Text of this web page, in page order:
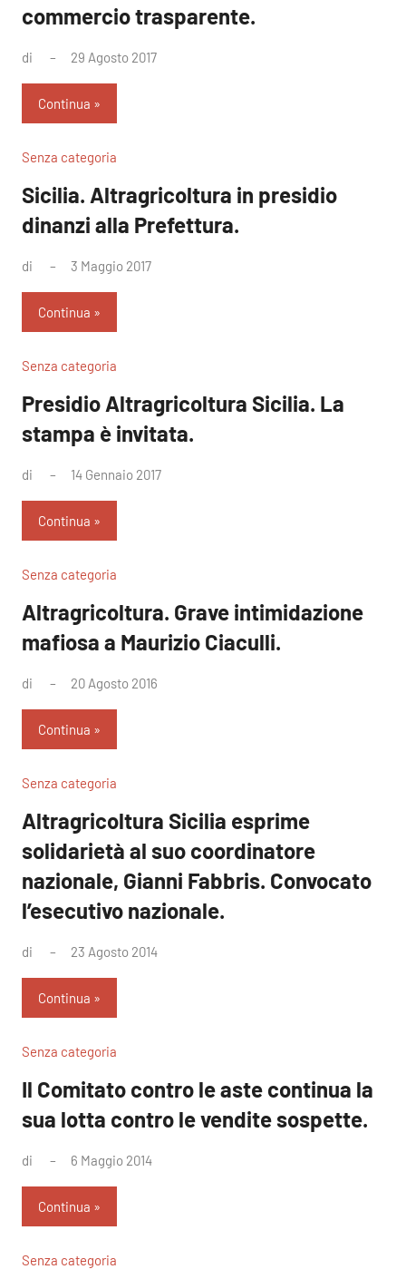
commercio trasparente.
di 29 Agosto 2017
Continua
Senza categoria
Sicilia. Altragricoltura in presidio
dinanzi alla Prefettura.
di 3 Maggio 2017
Continua
Senza categoria
Presidio Altragricoltura Sicilia. La
stampa è invitata.
di 14 Gennaio 2017
Continua
Senza categoria
Altragricoltura. Grave intimidazione
mafiosa a Maurizio Ciaculli.
di 20 Agosto 2016
Continua
Senza categoria
Altragricoltura Sicilia esprime
solidarietà al suo coordinatore
nazionale, Gianni Fabbris. Convocato
l’esecutivo nazionale.
di 23 Agosto 2014
Continua
Senza categoria
Il Comitato contro le aste continua la
sua lotta contro le vendite sospette.
di 6 Maggio 2014
Continua
Senza categoria